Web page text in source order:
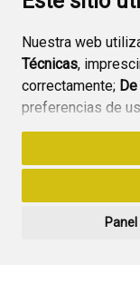
Nuestra web
Técnicas,
correctamente;
preferencias de
funcionamiento
Si acepta
consideramos
ninguna acción,